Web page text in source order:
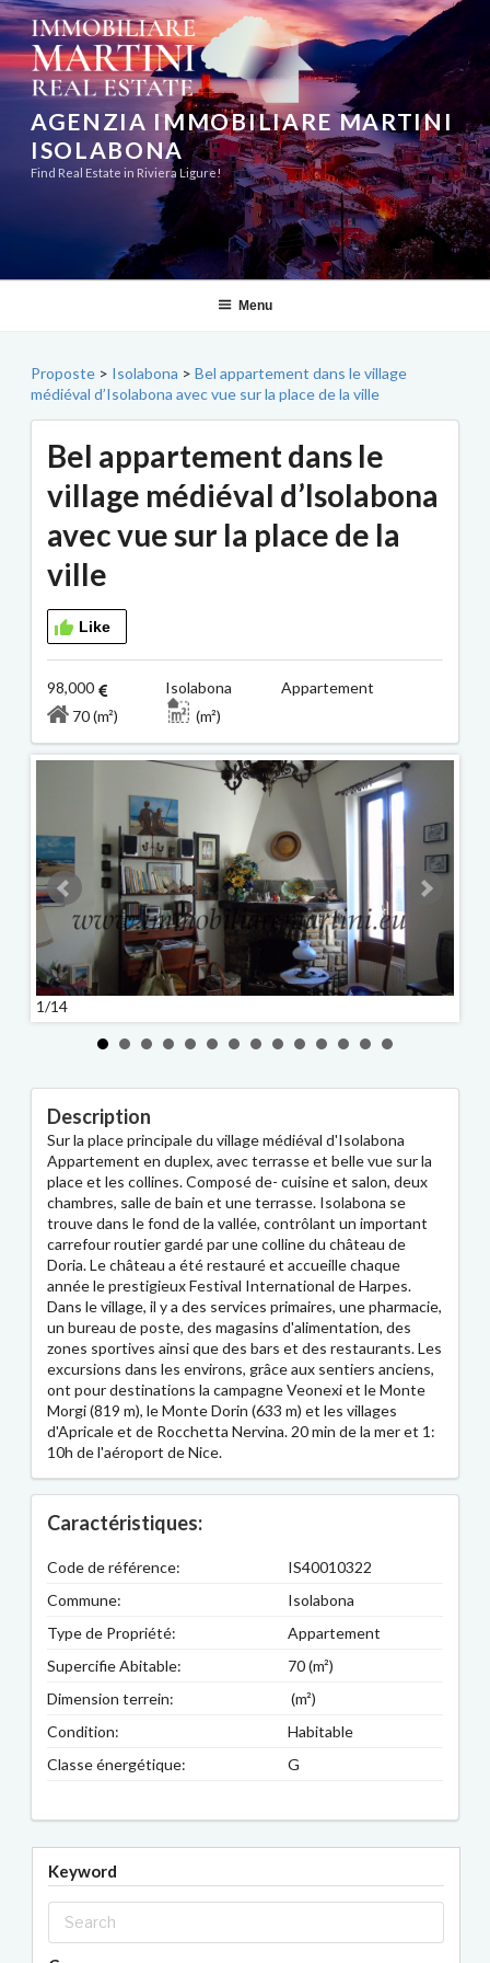
Aller
au
contenu
principal
AGENZIA IMMOBILIARE MARTINI
ISOLABONA
Find Real Estate in Riviera Ligure!
Menu
Proposte > Isolabona > Bel appartement dans le village
médiéval d’Isolabona avec vue sur la place de la ville
Bel appartement dans le
village médiéval d’Isolabona
avec vue sur la place de la
ville
Like
98,000
Isolabona Appartement
70 (m²)
(m²)
1/14
Description
Sur la place principale du village médiéval d'Isolabona
Appartement en duplex, avec terrasse et belle vue sur la
place et les collines. Composé de- cuisine et salon, deux
chambres, salle de bain et une terrasse. Isolabona se
trouve dans le fond de la vallée, contrôlant un important
carrefour routier gardé par une colline du château de
Doria. Le château a été restauré et accueille chaque
année le prestigieux Festival International de Harpes.
Dans le village, il y a des services primaires, une pharmacie,
un bureau de poste, des magasins d'alimentation, des
zones sportives ainsi que des bars et des restaurants. Les
excursions dans les environs, grâce aux sentiers anciens,
ont pour destinations la campagne Veonexi et le Monte
Morgi (819 m), le Monte Dorin (633 m) et les villages
d'Apricale et de Rocchetta Nervina. 20 min de la mer et 1:
10h de l'aéroport de Nice.
Caractéristiques:
Code de référence:
IS40010322
Commune:
Isolabona
Type de Propriété:
Appartement
Supercifie Abitable:
70 (m²)
Dimension terrein:
(m²)
Condition:
Habitable
Classe énergétique:
G
Keyword